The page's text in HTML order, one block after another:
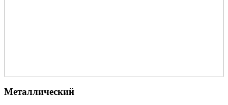
Металлический